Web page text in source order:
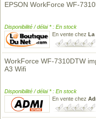
EPSON WorkForce WF-
Disponibilité / délai * : En stock
En vente chez La
WorkForce WF-7310DTW
A3 Wifi
Disponibilité / délai * : En stock
En vente chez